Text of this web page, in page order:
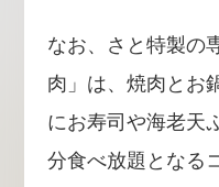
なお、さと特製の
肉」は、焼肉とお
にお寿司や海老天
分食べ放題となる